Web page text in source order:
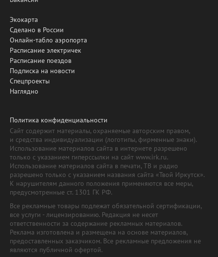
Экокарта
Сделано в России
Онлайн-табло аэропорта
Расписание электричек
Расписание поездов
Подписка на новости
Спецпроекты
Наглядно
Политика конфиденциальности
Сайт содержит материалы, охраняемые авторским правом,
и средства индивидуализации (логотипы, фирменные знаки).
Использование материалов сайта в интернете разрешено
только с указанием гиперссылки на сайт www.irk.ru.
Использование материалов сайта в печати, ТВ и радио
разрешено только с указанием названия сайта «Твой Иркутск».
К нарушителям данного положения применяются все меры,
предусмотренные ст. 1301 ГК РФ.
Все рекламные товары подлежат обязательной сертификации,
все услуги - лицензированию. Редакция не несет
ответственности за содержание рекламных материалов.
Реклама изготовлена и размещена на основе материалов,
предоставленных заказчиком. Все рекламные предложения не
являются публичной офертой.